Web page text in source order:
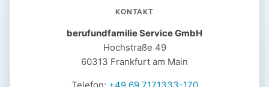
KONTAKT
berufundfamilie Service GmbH
Hochstraße 49
60313 Frankfurt am Main